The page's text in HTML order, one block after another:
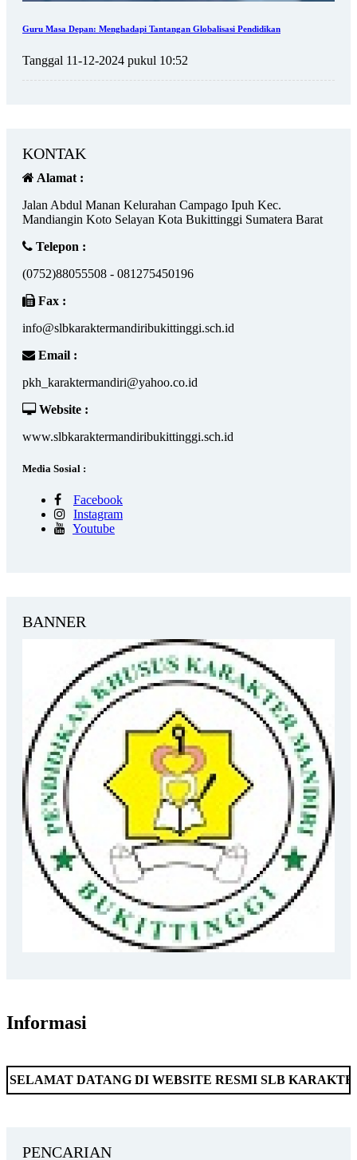
Guru Masa Depan: Menghadapi Tantangan Globalisasi Pendidikan
Tanggal 11-12-2024 pukul 10:52
KONTAK
Alamat :
Jalan Abdul Manan Kelurahan Campago Ipuh Kec.
Mandiangin Koto Selayan Kota Bukittinggi Sumatera Barat
Telepon :
(0752)88055508 - 081275450196
Fax :
info@slbkaraktermandiribukittinggi.sch.id
Email :
pkh_karaktermandiri@yahoo.co.id
Website :
www.slbkaraktermandiribukittinggi.sch.id
Media Sosial :
Facebook
Instagram
Youtube
BANNER
Informasi
DATANG DI WEBSITE RESMI SLB KARAKTER
PENCARIAN